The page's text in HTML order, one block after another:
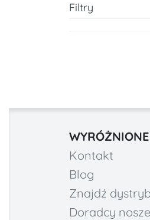
Filtry
WYRÓŻNIONE
Kontakt
Blog
Znajdź
Doradcy